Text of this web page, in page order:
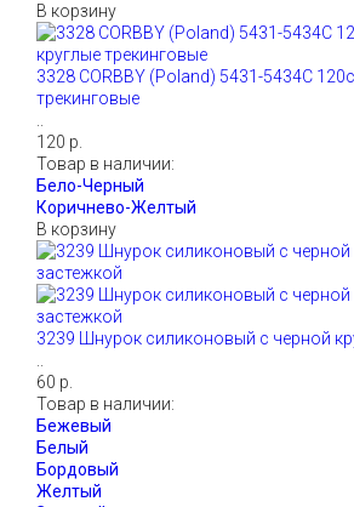
В корзину
3328 CORBBY (Poland) 5431-5434С
трекинговые
120 р.
Товар в наличии:
В корзину
3239 Шнурок силиконовый с черной
60 р.
Товар в наличии: